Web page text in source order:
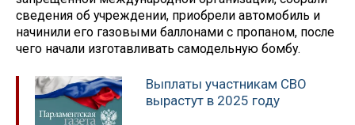
сведения об учреждении, приобрели автомобиль и
начинили его газовыми баллонами с пропаном, после
чего начали изготавливать самодельную бомбу.
Выплаты участникам СВО
вырастут в 2025 году